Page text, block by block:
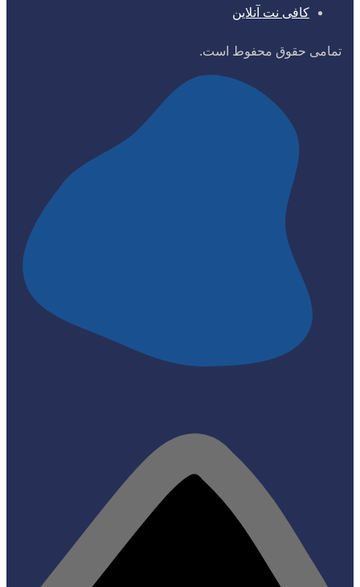
کافی نت آنلاین
تمامی حقوق محفوط است.